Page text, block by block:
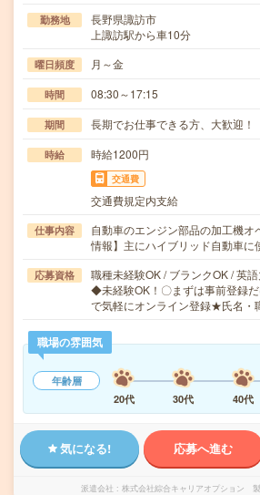
勤務地
長野県諏訪市
上諏訪駅から車10分
曜日頻度 月～金
時間 08:30～17:15
期間 長期でお仕事できる方、大歓迎！
時給 時給1200円
交通費
交通費規定内支給
仕事内容
自動車のエンジン部品の加工機オ
情報】主にハイブリッド自動車
応募資格
職種未経験OK / ブランクOK / 英
◆未経験OK！〇まずは事前登録
で気軽にオンライン登録★氏名・
職場の雰囲気
年齢層
20代
30代 40代
気になる! 応募へ進む
派遣会社 株式会社綜合キャリアオプション 製